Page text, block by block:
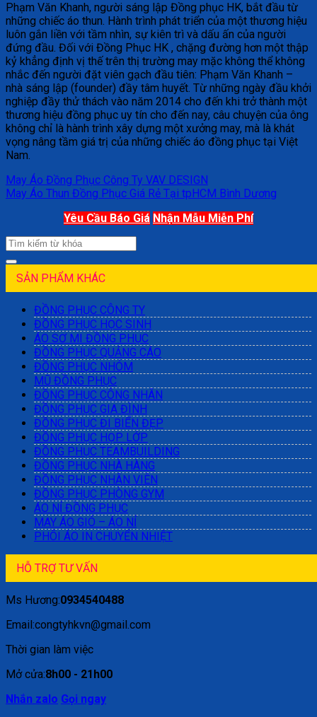
Phạm Văn Khanh, người sáng lập Đồng phục HK, bắt đầu từ
những chiếc áo thun. Hành trình phát triển của một thương hiệu
luôn gắn liền với tầm nhìn, sự kiên trì và dấu ấn của người
đứng đầu. Đối với Đồng Phục HK , chặng đường hơn một thập
kỷ khẳng định vị thế trên thị trường may mặc không thể không
nhắc đến người đặt viên gạch đầu tiên: Phạm Văn Khanh –
nhà sáng lập (founder) đầy tâm huyết. Từ những ngày đầu khởi
nghiệp đầy thử thách vào năm 2014 cho đến khi trở thành một
thương hiệu đồng phục uy tín cho đến nay, câu chuyện của ông
không chỉ là hành trình xây dựng một xưởng may, mà là khát
vọng nâng tầm giá trị của những chiếc áo đồng phục tại Việt
Nam.
May Áo Đồng Phục Công Ty VAV DESIGN
May Áo Thun Đồng Phục Giá Rẻ Tại tpHCM Bình Dương
Yêu Cầu Báo Giá Nhận Mẫu Miễn Phí
SẢN PHẨM KHÁC
ĐỒNG PHỤC CÔNG TY
ĐỒNG PHỤC HỌC SINH
ÁO SƠ MI ĐỒNG PHỤC
ĐỒNG PHỤC QUẢNG CÁO
ĐỒNG PHỤC NHÓM
MŨ ĐỒNG PHỤC
ĐỒNG PHỤC CÔNG NHÂN
ĐỒNG PHỤC GIA ĐÌNH
ĐỒNG PHỤC ĐI BIỂN ĐẸP
ĐỒNG PHỤC HỌP LỚP
ĐỒNG PHỤC TEAMBUILDING
ĐỒNG PHỤC NHÀ HÀNG
ĐỒNG PHỤC NHÂN VIÊN
ĐỒNG PHỤC PHÒNG GYM
ÁO NỈ ĐỒNG PHỤC
MAY ÁO GIÓ – ÁO NỈ
PHÔI ÁO IN CHUYỂN NHIỆT
HỖ TRỢ TƯ VẤN
Ms Hương:0934540488
Email:congtyhkvn@gmail.com
Thời gian làm việc
Mở cửa:8h00 - 21h00
Nhắn zalo Gọi ngay